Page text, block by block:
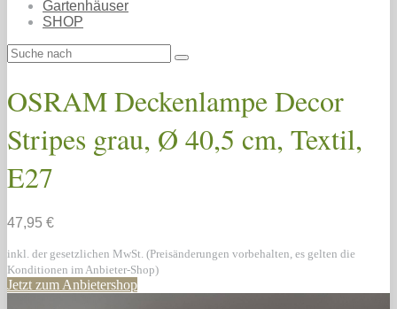
Gartenhäuser
SHOP
OSRAM Deckenlampe Decor
Stripes grau, Ø 40,5 cm, Textil,
E27
47,95 €
inkl. der gesetzlichen MwSt. (Preisänderungen vorbehalten, es gelten die
Konditionen im Anbieter-Shop)
Jetzt zum Anbietershop